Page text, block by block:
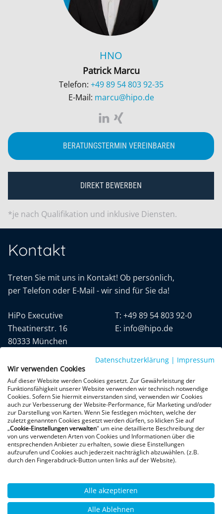
HNO
Patrick Marcu
Telefon: +49 89 54 803 92-35
E-Mail: marcu@hipo.de
BERATUNGSTERMIN VEREINBAREN
DIREKT BEWERBEN
*je nach Qualifikation und inklusive Diensten.
Kontakt
Treten Sie mit uns in Kontakt! Ob persönlich,
per Telefon oder E-Mail - wir sind für Sie da!
HiPo Executive
Theatinerstr. 16
80333 München
T: +49 89 54 803 92-0
E: info@hipo.de
Datenschutz AGB Impressum
+300 Google-Rezensionen
★★★★★
4,9 von 5 Sternen
Datenschutzerklärung | Impressum
Wir verwenden Cookies
Auf dieser Website werden Cookies gesetzt. Zur Gewährleistung der
Funktionsfähigkeit unserer Website verwenden wir technisch notwendige
Cookies. Sofern Sie hiermit einverstanden sind, verwenden wir Cookies
auch zur Verbesserung der Website-Performance, für Marketing und/oder
zur Darstellung von Karten. Wenn Sie festlegen möchten, welche der
zuletzt genannten Cookies gesetzt werden dürfen, so klicken Sie auf
„Cookie-Einstellungen verwalten" um eine detaillierte Beschreibung der
von uns verwendeten Arten von Cookies und Informationen über die
entsprechenden Anbieter zu erhalten, sowie diese Einstellungen
aufzurufen und Cookies auch jederzeit nachträglich abzuwählen. (z.B.
durch den Fingerabdruck-Button unten links auf der Website).
Alle akzeptieren
Alle Ablehnen